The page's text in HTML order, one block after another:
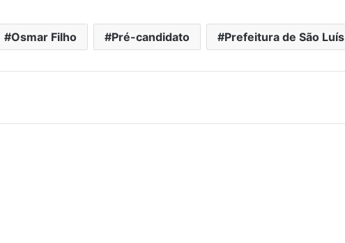
Osmar Filho Pré-candidato Prefeitura de São Luís